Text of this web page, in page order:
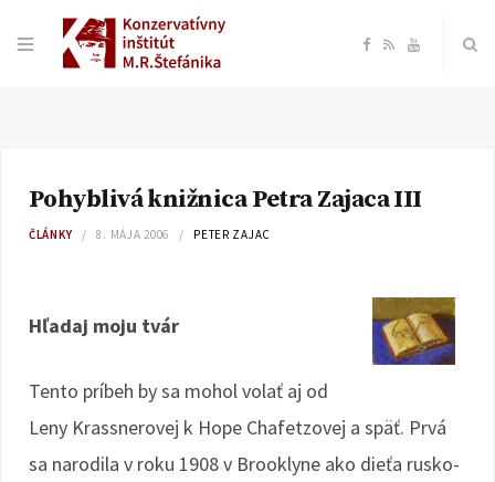
F
e
o
k
R Y
T
b
Pohyblivá knižnica Petra Zajaca III
ČLÁNKY 8. MÁJA 2006 PETER ZAJAC
Hľadaj moju tvár
Tento príbeh by sa mohol volať aj od
Leny Krassnerovej k Hope Chafetzovej a späť. Prvá
sa narodila v roku 1908 v Brooklyne ako dieťa rusko-